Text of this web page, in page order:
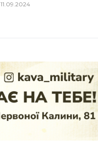
11.09.2024